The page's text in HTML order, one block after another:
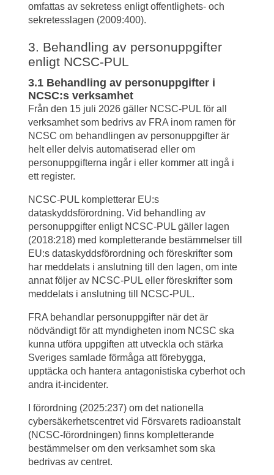
omfattas av sekretess enligt offentlighets- och
sekretesslagen (2009:400).
3. Behandling av personuppgifter
enligt NCSC-PUL
3.1 Behandling av personuppgifter i
NCSC:s verksamhet
Från den 15 juli 2026 gäller NCSC-PUL för all
verksamhet som bedrivs av FRA inom ramen för
NCSC om behandlingen av personuppgifter är
helt eller delvis automatiserad eller om
personuppgifterna ingår i eller kommer att ingå i
ett register.
NCSC-PUL kompletterar EU:s
dataskyddsförordning. Vid behandling av
personuppgifter enligt NCSC-PUL gäller lagen
(2018:218) med kompletterande bestämmelser till
EU:s dataskyddsförordning och föreskrifter som
har meddelats i anslutning till den lagen, om inte
annat följer av NCSC-PUL eller föreskrifter som
meddelats i anslutning till NCSC-PUL.
FRA behandlar personuppgifter när det är
nödvändigt för att myndigheten inom NCSC ska
kunna utföra uppgiften att utveckla och stärka
Sveriges samlade förmåga att förebygga,
upptäcka och hantera antagonistiska cyberhot och
andra it-incidenter.
I förordning (2025:237) om det nationella
cybersäkerhetscentret vid Försvarets radioanstalt
(NCSC-förordningen) finns kompletterande
bestämmelser om den verksamhet som ska
bedrivas av centret.